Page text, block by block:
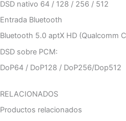
DSD nativo 64 / 128 / 256 / 512
Entrada Bluetooth
Bluetooth 5.0 aptX HD (Qualcomm
DSD sobre PCM:
DoP64 / DoP128 / DoP256/Dop512
RELACIONADOS
Productos relacionados